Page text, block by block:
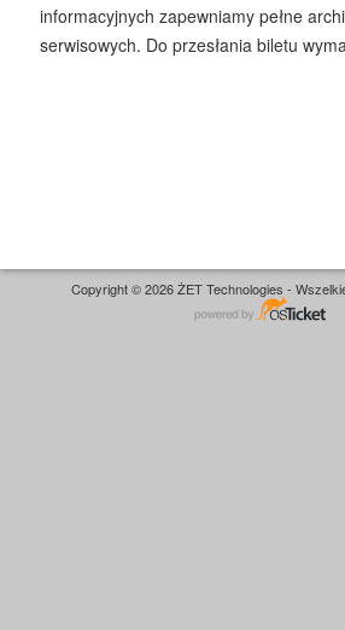
informacyjnych zapewniamy pełne
serwisowych. Do przesłania biletu
Copyright © 2026 ŻET Technologies -